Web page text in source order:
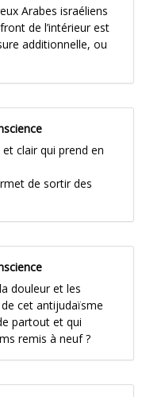
Arabes israéliens
de l’intérieur est
additionnelle, ou
clair qui prend en
de sortir des
douleur et les
cet antijudaïsme
partout et qui
remis à neuf ?